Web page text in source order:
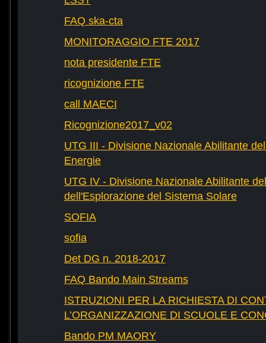
FAQ ska-cta
MONITORAGGIO FTE 2017
nota presidente FTE
ricognizione FTE
call MAECI
Ricognizione2017_v02
UTG III - Divisione Nazionale Abilitante
Energie
UTG IV - Divisione Nazionale Abilitante
dell'Esplorazione del Sistema Solare
SOFIA
sofia
Det DG n. 2018-2017
FAQ Bando Main Streams
ISTRUZIONI PER LA RICHIESTA DI
L’ORGANIZZAZIONE DI SCUOLE E
Bando PM MAORY